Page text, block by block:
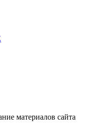
материалов сайта